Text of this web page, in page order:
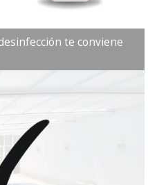
te conviene